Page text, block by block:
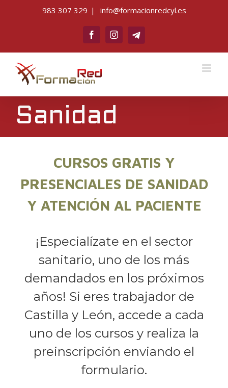
983 307 329 | info@formacionredcyl.es
FacebookInstagram
Telegram
Sanidad
CURSOS GRATIS Y
PRESENCIALES DE SANIDAD
Y ATENCIÓN AL PACIENTE
¡Especialízate en el sector
sanitario, uno de los más
demandados en los próximos
años! Si eres trabajador de
Castilla y León, accede a cada
uno de los cursos y realiza la
preinscripción enviando el
formulario.